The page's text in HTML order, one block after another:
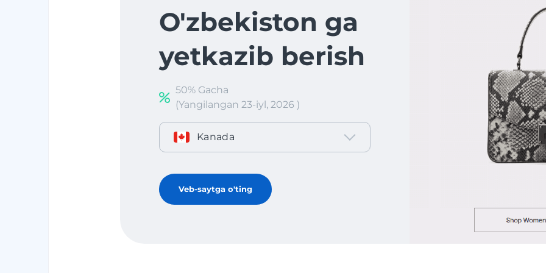
O'zbekiston ga
yetkazib berish
50% Gacha
(Yangilangan 23-iyl, 2026 )
Kanada
Veb-saytga o'ting